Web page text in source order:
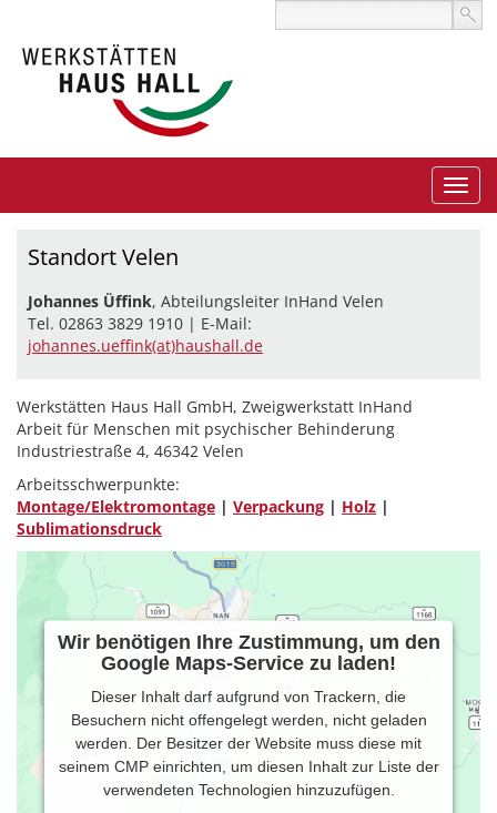
Standort Velen
Johannes Üffink, Abteilungsleiter InHand Velen
Tel. 02863 3829 1910 | E-Mail:
johannes.ueffink(at)haushall.de
Werkstätten Haus Hall GmbH, Zweigwerkstatt InHand
Arbeit für Menschen mit psychischer Behinderung
Industriestraße 4, 46342 Velen
Arbeitsschwerpunkte:
Montage/Elektromontage | Verpackung | Holz |
Sublimationsdruck
Wir benötigen Ihre Zustimmung, um den
Google Maps-Service zu laden!
Dieser Inhalt darf aufgrund von Trackern, die
Besuchern nicht offengelegt werden, nicht geladen
werden. Der Besitzer der Website muss diese mit
seinem CMP einrichten, um diesen Inhalt zur Liste der
verwendeten Technologien hinzuzufügen.